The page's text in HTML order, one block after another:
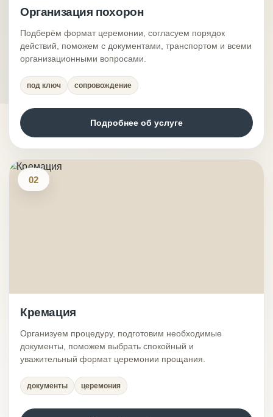
Организация похорон
Подберём формат церемонии, согласуем порядок
действий, поможем с документами, транспортом и всеми
организационными вопросами.
под ключ сопровождение
Подробнее об услуге
02
Кремация
Организуем процедуру, подготовим необходимые
документы, поможем выбрать спокойный и
уважительный формат церемонии прощания.
документы церемония